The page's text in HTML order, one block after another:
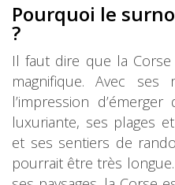
Pourquoi le
?
Il faut dire que la
magnifique. Avec ses
l’impression
luxuriante, ses plages
et ses sentiers de
pourrait être très